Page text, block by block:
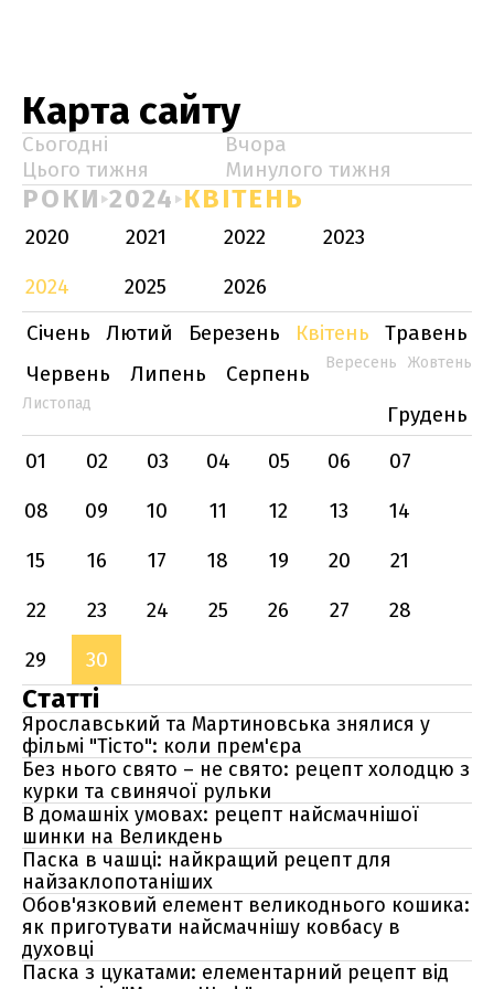
Карта сайту
Сьогодні
Вчора
Цього тижня
Минулого тижня
РОКИ 2024 КВІТЕНЬ
2020 2021 2022
2023
2024
2025
2026
Січень
Лютий Березень Квітень
Травень
Червень
Липень Серпень Вересень Жовтень
Листопад
Грудень
01
02 03 04 05 06
07
08
09 10 11 12 13
14
15
16 17 18 19 20
21
22
23 24 25 26 27
28
29
30
Статті
Ярославський та Мартиновська знялися у
фільмі "Тісто": коли прем'єра
Без нього свято – не свято: рецепт холодцю з
курки та свинячої рульки
В домашніх умовах: рецепт найсмачнішої
шинки на Великдень
Паска в чашці: найкращий рецепт для
найзаклопотаніших
Обов'язковий елемент великоднього кошика:
як приготувати найсмачнішу ковбасу в
духовці
Паска з цукатами: елементарний рецепт від